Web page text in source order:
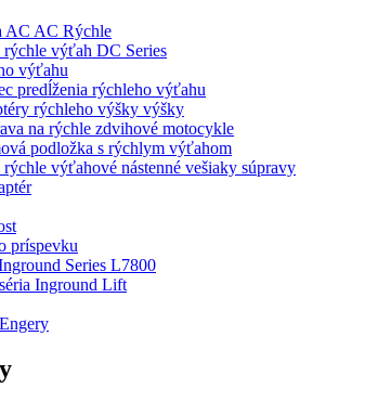
AC AC Rýchle
rýchle výťah DC Series
výťahu
predĺženia rýchleho výťahu
rýchleho výšky výšky
na rýchle zdvihové motocykle
podložka s rýchlym výťahom
rýchle výťahové nástenné vešiaky súpravy
príspevku
Series L7800
Inground Lift